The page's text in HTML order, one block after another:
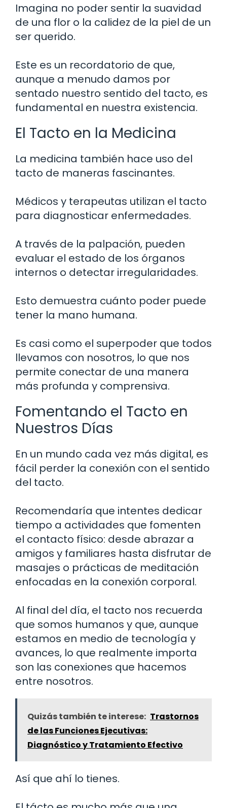
Imagina no poder sentir la suavidad
de una flor o la calidez de la piel de un
ser querido.
Este es un recordatorio de que,
aunque a menudo damos por
sentado nuestro sentido del tacto, es
fundamental en nuestra existencia.
El Tacto en la Medicina
La medicina también hace uso del
tacto de maneras fascinantes.
Médicos y terapeutas utilizan el tacto
para diagnosticar enfermedades.
A través de la palpación, pueden
evaluar el estado de los órganos
internos o detectar irregularidades.
Esto demuestra cuánto poder puede
tener la mano humana.
Es casi como el superpoder que todos
llevamos con nosotros, lo que nos
permite conectar de una manera
más profunda y comprensiva.
Fomentando el Tacto en
Nuestros Días
En un mundo cada vez más digital, es
fácil perder la conexión con el sentido
del tacto.
Recomendaría que intentes dedicar
tiempo a actividades que fomenten
el contacto físico: desde abrazar a
amigos y familiares hasta disfrutar de
masajes o prácticas de meditación
enfocadas en la conexión corporal.
Al final del día, el tacto nos recuerda
que somos humanos y que, aunque
estamos en medio de tecnología y
avances, lo que realmente importa
son las conexiones que hacemos
entre nosotros.
Quizás también te interese: Trastornos
de las Funciones Ejecutivas:
Diagnóstico y Tratamiento Efectivo
Así que ahí lo tienes.